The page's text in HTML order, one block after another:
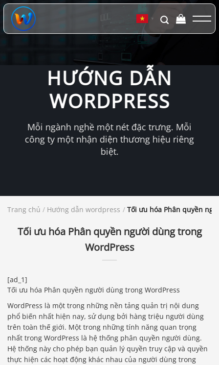
Chuyển
đến
dung
▼
HƯỚNG DẪN
WORDPRESS
Mỗi ngành nghề một nét đặc trưng. Mỗi
công ty một nhận diện thương hiệu riêng
biệt.
Trang chủ / Hướng dẫn wordpress / Tối ưu hóa Phân quyền
Tối ưu hóa Phân quyền người dùng trong
WordPress
[ad_1]
Tối ưu hóa Phân quyền người dùng trong WordPress
WordPress là một trong những nền tảng quản trị nội dung
phổ biến nhất hiện nay, sử dụng bởi hàng triệu người dùng
trên toàn thế giới. Một trong những tính năng quan trọng
nhất trong WordPress là hệ thống phân quyền người dùng.
Hệ thống này cho phép bạn quản lý quyền truy cập và quyền
thực hiện các hoạt động khác nhau của người dùng trong